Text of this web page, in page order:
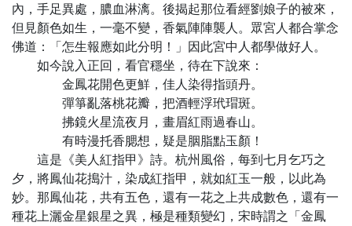
內，手足異處，膿血淋漓。後揭起那位看經劉娘子的被來，
但見顏色如生，一毫不變，香氣陣陣襲人。眾宮人都合掌念
佛道：「怎生報應如此分明！」因此宮中人都學做好人。
如今說入正回，看官穩坐，待在下說來：
金鳳花開色更鮮，佳人染得指頭丹。
彈箏亂落桃花瓣，把酒輕浮玳瑁斑。
拂鏡火星流夜月，畫眉紅雨過春山。
有時漫托香腮想，疑是胭脂點玉顏！
這是《美人紅指甲》詩。杭州風俗，每到七月乞巧之
夕，將鳳仙花搗汁，染成紅指甲，就如紅玉一般，以此為
妙。那鳳仙花，共有五色，還有一花之上共成數色，還有一
種花上灑金星銀星之異，極是種類變幻，宋時謂之「金鳳